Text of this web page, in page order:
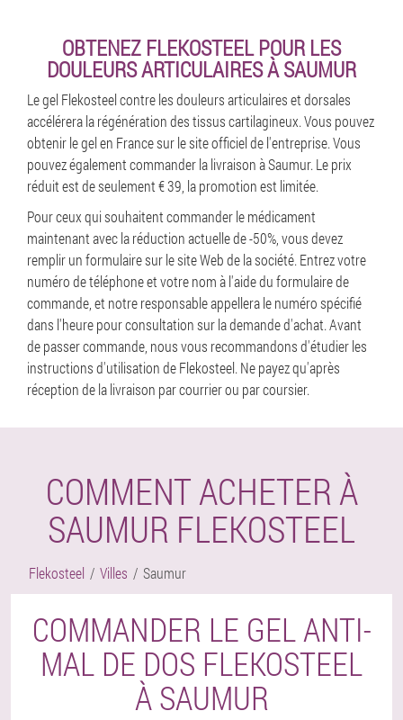
OBTENEZ FLEKOSTEEL POUR LES
DOULEURS ARTICULAIRES À SAUMUR
Le gel Flekosteel contre les douleurs articulaires et dorsales
accélérera la régénération des tissus cartilagineux. Vous pouvez
obtenir le gel en France sur le site officiel de l'entreprise. Vous
pouvez également commander la livraison à Saumur. Le prix
réduit est de seulement € 39, la promotion est limitée.
Pour ceux qui souhaitent commander le médicament
maintenant avec la réduction actuelle de -50%, vous devez
remplir un formulaire sur le site Web de la société. Entrez votre
numéro de téléphone et votre nom à l'aide du formulaire de
commande, et notre responsable appellera le numéro spécifié
dans l'heure pour consultation sur la demande d'achat. Avant
de passer commande, nous vous recommandons d'étudier les
instructions d'utilisation de Flekosteel. Ne payez qu'après
réception de la livraison par courrier ou par coursier.
COMMENT ACHETER À
SAUMUR FLEKOSTEEL
Flekosteel Villes Saumur
COMMANDER LE GEL ANTI-
MAL DE DOS FLEKOSTEEL
À SAUMUR